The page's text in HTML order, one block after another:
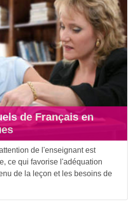
de Français en
de l'enseignant est
ce qui favorise l'adéquation
de la leçon et les besoins de